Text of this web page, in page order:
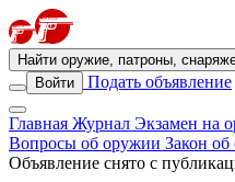
Найти оружие, патроны,
Войти
Подать объявление
Главная Журнал Экзамен на
Вопросы об оружии Закон
Объявление снято с